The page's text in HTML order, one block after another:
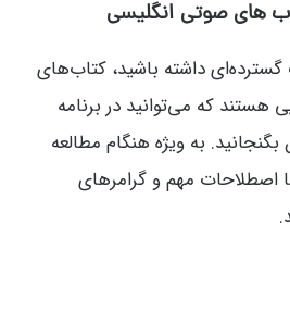
های صوتی انگلیسی
گسترده‌ای داشته باشید، کتاب‌های
هستند که می‌توانید در برنامه
به ویژه هنگام مطالعه
اصطلاحات مهم و گرامرهای